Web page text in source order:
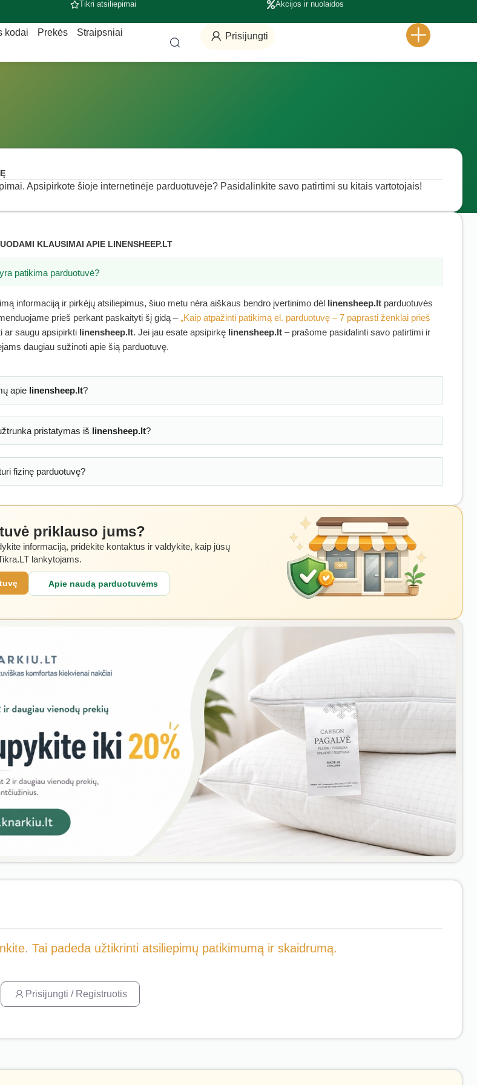
Tikri atsiliepimai Akcijos ir nuolaidos
kodai Prekės Straipsniai Prisijungti
Apsipirkote šioje internetinėje parduotuvėje? Pasidalinkite savo patirtimi su kitais vartotojais!
KLAUSIMAI APIE LINENSHEEP.LT
yra patikima parduotuvė?
informaciją ir pirkėjų atsiliepimus, šiuo metu nėra aiškaus bendro įvertinimo dėl linensheep.lt parduotuvės
prieš perkant paskaityti šį gidą –„Kaip atpažinti patikimą el. parduotuvę – 7 paprasti ženklai prieš
ar saugu apsipirkti linensheep.lt. Jei jau esate apsipirkę linensheep.lt – prašome pasidalinti savo patirtimi ir
daugiau sužinoti apie šią parduotuvę.
apie linensheep.lt?
pristatymas iš linensheep.lt?
fizinę parduotuvę?
priklauso jums?
informaciją, pridėkite kontaktus ir valdykite, kaip jūsų
lankytojams.
Apie naudą parduotuvėms
Tai padeda užtikrinti atsiliepimų patikimumą ir skaidrumą.
Prisijungti / Registruotis